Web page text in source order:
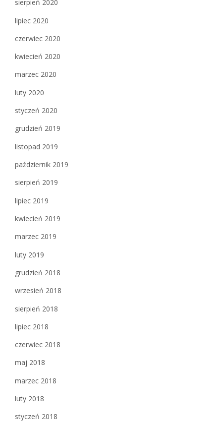
sierpień 2020
lipiec 2020
czerwiec 2020
kwiecień 2020
marzec 2020
luty 2020
styczeń 2020
grudzień 2019
listopad 2019
październik 2019
sierpień 2019
lipiec 2019
kwiecień 2019
marzec 2019
luty 2019
grudzień 2018
wrzesień 2018
sierpień 2018
lipiec 2018
czerwiec 2018
maj 2018
marzec 2018
luty 2018
styczeń 2018